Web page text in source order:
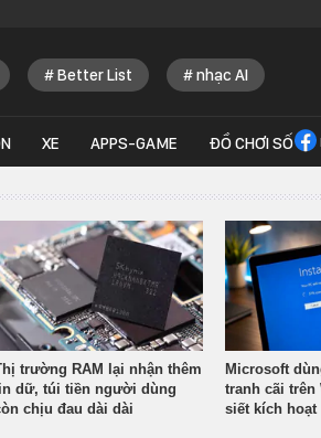
Better List nhạc AI
XE APPS-GAME ĐỒ CHƠI SỐ
trường RAM lại nhận thêm
dữ, túi tiền người dùng
chịu đau dài dài
Microsoft
tranh cãi trên
siết kích hoạt